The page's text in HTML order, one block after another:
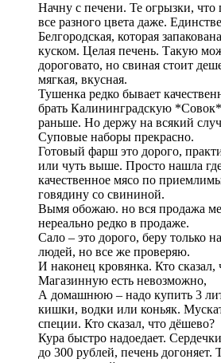
Начну с печени. Те огрызки, что
все разного цвета даже.
Белгородская, которая
куском. Целая печень. Такую
дороговато, но свиная стоит
мягкая, вкусная.
Тушенка редко бывает
брать Калининградскую *Совок*
раньше. Но держу на всякий
Суповые наборы прекрасно.
Готовый фарш это дорого,
или чуть выше. Просто нашла
качественное мясо по
говядину со свининой.
Вымя обожаю. но вся продажа
нереально редко в продаже.
Сало – это дорого, беру только
людей, но все же проверяю.
И наконец кровянка. Кто сказал,
Магазинную есть невозможно,
А домашнюю – надо купить 3
кишки, водки или коньяк.
специи. Кто сказал, что дёшево?
Кура быстро надоедает.
до 300 рублей, печень догоняет.